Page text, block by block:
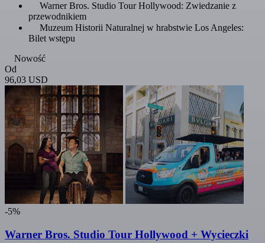
Warner Bros. Studio Tour Hollywood: Zwiedzanie z
przewodnikiem
Muzeum Historii Naturalnej w hrabstwie Los Angeles:
Bilet wstępu
Nowość
Od
96,03 USD
-5%
Warner Bros. Studio Tour Hollywood + Wycieczki